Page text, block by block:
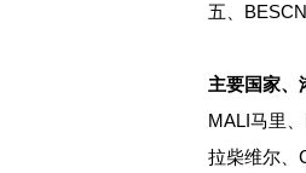
五、
主要国家、
MALI马里
拉柴维尔、